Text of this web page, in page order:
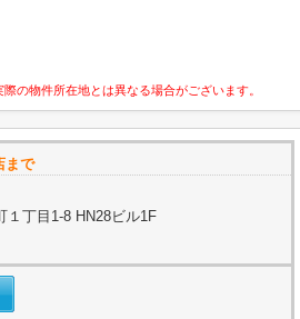
の物件所在地とは異なる場合がございます。
まで
１丁目1-8 HN28ビル1F